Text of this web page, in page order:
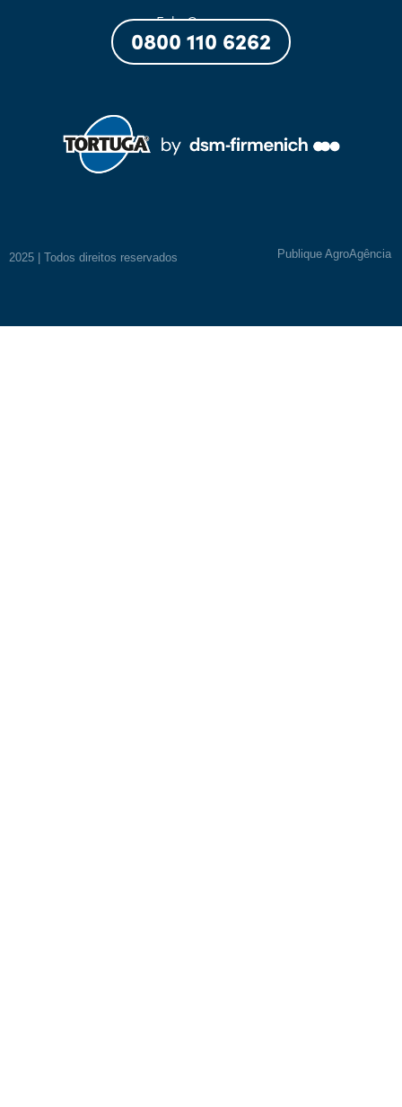
Fale Conosco:
0800 110 6262
2025 | Todos direitos reservados Publique AgroAgência